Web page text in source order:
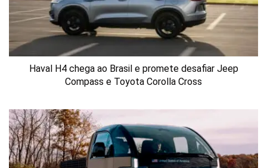
Haval H4 chega ao Brasil e promete desafiar Jeep
Compass e Toyota Corolla Cross